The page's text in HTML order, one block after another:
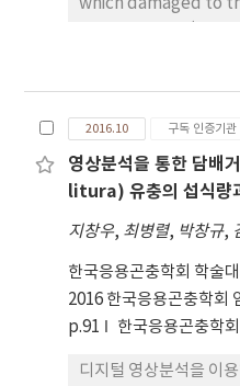
which damaged to
investigated
regions, Jeonnam,
individuals were
23th September in
and following the
Haenamgun
occurrence of S.
July to September,
positive correlation
2016.10 구독 인증기
영상분석을 통한 담
litura) 유충의 섭식량
지창우, 최병렬, 박창규,
한국응용곤충학회 학술
2016 한국응용곤충학회
p.91
한국응용곤충학회
디지털 영상분석을 이